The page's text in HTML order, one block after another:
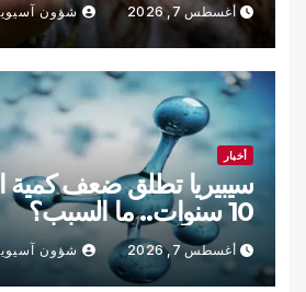
أغسطس 7, 2026 شؤون
أخبار
سيبيريا تطلق ضعف كمية
10 سنوات.. ما السبب؟
أغسطس 7, 2026 شؤون